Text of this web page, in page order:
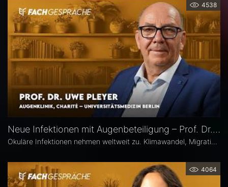
4538
Neue Infektionen mit Augenbeteiligung – Prof. Dr. Uwe Pleyer
4064